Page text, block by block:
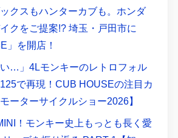
クスもハンターカブも。ホンダ
クをご提案!? 埼玉・戸田市に
」を開店！
い…」4Lモンキーのレトロフォル
で再現！CUB HOUSEの注目カ
ーターサイクルショー2026】
！モンキー史上もっとも長く愛